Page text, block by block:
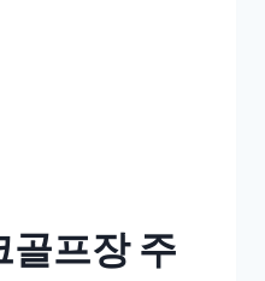
골프장 주